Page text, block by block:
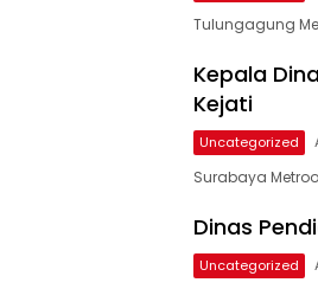
Tulungagung
Kepala
Kejati
Uncategorized
Surabaya
Dinas
Uncategorized